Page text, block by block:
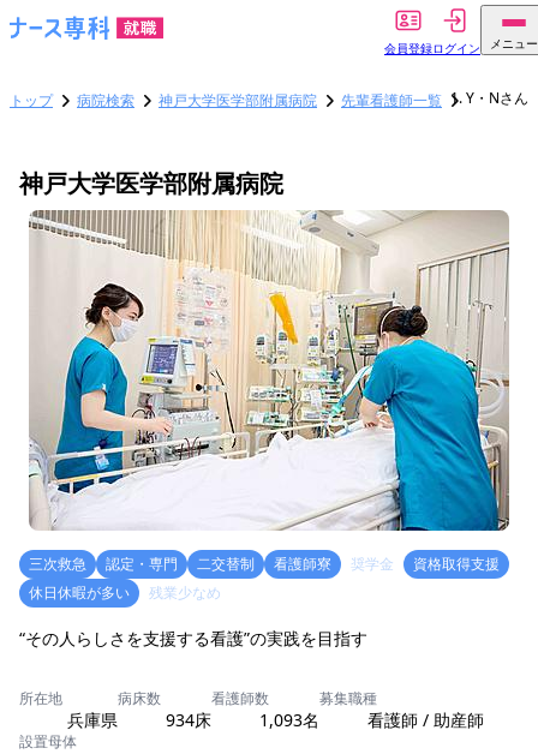
会員登録ログイン メニュー
トップ 病院検索 神戸大学医学部附属病院 先輩看護師一覧 Y・Nさん
神戸大学医学部附属病院
三次救急 認定・専門 二交替制 看護師寮 奨学金
資格取得支援
休日休暇が多い
残業少なめ
“その人らしさを支援する看護”の実践を目指す
所在地
兵庫県
病床数
934床
看護師数
1,093名
募集職種
看護師 / 助産師
設置母体